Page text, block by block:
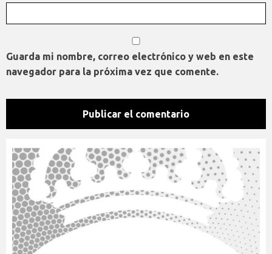
Guarda mi nombre, correo electrónico y web en este
navegador para la próxima vez que comente.